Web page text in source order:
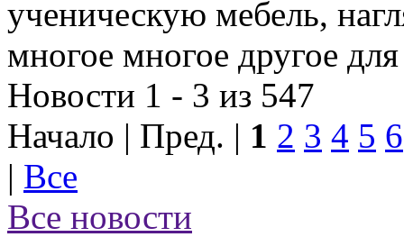
ученическую мебель,
многое многое другое
Новости 1 - 3 из 547
Начало | Пред. | 1 2 3 4 5 6
| Все
Все новости